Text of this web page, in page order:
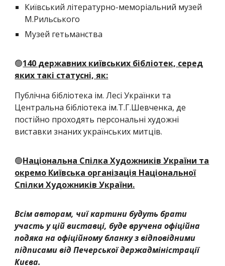
Київський літературно-меморіальний музей
М.Рильського
Музей гетьманства
🟢140 державних київських бібліотек, серед
яких такі статусні, як:
Публічна бібліотека ім. Лесі Українки та
Центральна бібліотека ім.Т.Г.Шевченка, де
постійно проходять персональні художні
виставки знаних українських митців.
🟢Національна Спілка Художників України та
окремо Київська організація Національної
Спілки Художників України.
Всім авторам, чиї картини будуть брати
участь у цій виставці, буде вручена офіційна
подяка на офіційному бланку з відповідними
підписами від Печерської держадміністрації
Києва.